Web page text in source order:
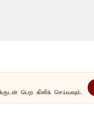
பெற கிளிக் செய்யவும்.